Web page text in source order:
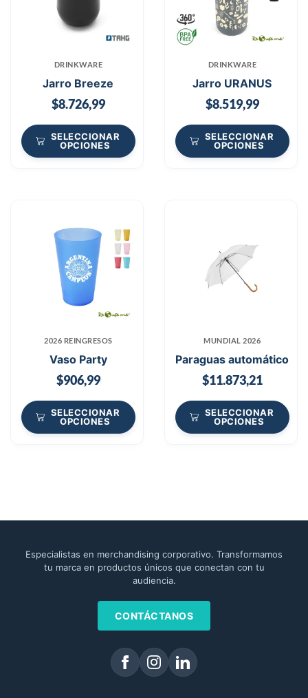
DRINKWARE
Jarro Breeze
$8.726,99
SELECCIONAR
OPCIONES
DRINKWARE
Jarro URANUS
$8.519,99
SELECCIONAR
OPCIONES
2026 REINGRESOS
Vaso Party
$906,99
SELECCIONAR
OPCIONES
MUNDIAL 2026
Paraguas automático
$11.873,21
SELECCIONAR
OPCIONES
Especialistas en merchandising corporativo. Transformamos
tu marca en productos únicos que conectan con tu
audiencia.
CONTÁCTANOS